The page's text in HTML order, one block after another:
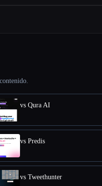
vs Qura AI
vs Predis
vs Tweethunter